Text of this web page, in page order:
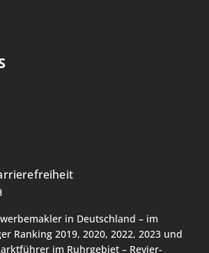
in Deutschland – im
Ranking 2019, 2020, 2022, 2023 und
im Ruhrgebiet – Revier-